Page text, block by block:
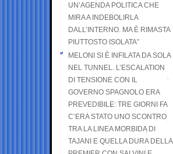
UN’AGENDA POLITICA CHE
MIRA A INDEBOLIRLA
DALL’INTERNO. MA È RIMASTA
PIUTTOSTO ISOLATA”
MELONI SI È INFILATA DA SOLA
NEL TUNNEL. L’ESCALATION
DI TENSIONE CON IL
GOVERNO SPAGNOLO ERA
PREVEDIBILE: TRE GIORNI FA
C’ERA STATO UNO SCONTRO
TRA LA LINEA MORBIDA DI
TAJANI E QUELLA DURA DELLA